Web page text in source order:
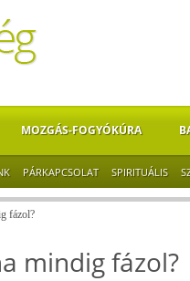
MOZGÁS-FOGYÓKÚRA
PÁRKAPCSOLAT SPIRITUÁLIS
fázol?
mindig fázol?